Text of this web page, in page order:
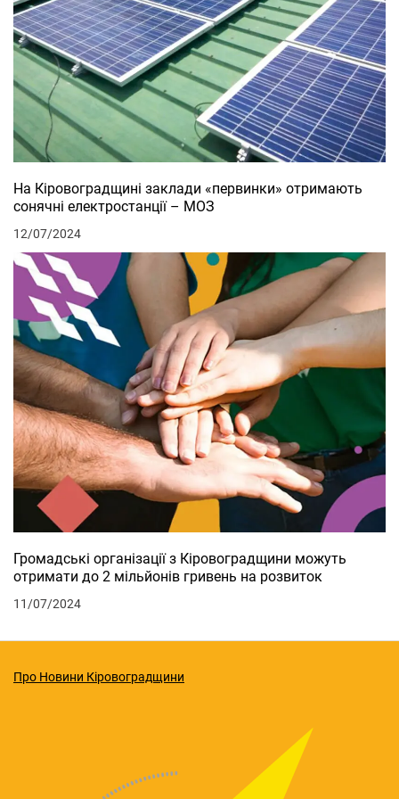
На Кіровоградщині заклади «первинки» отримають
сонячні електростанції – МОЗ
12/07/2024
Громадські організації з Кіровоградщини можуть
отримати до 2 мільйонів гривень на розвиток
11/07/2024
Про Новини Кіровоградщини